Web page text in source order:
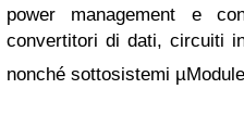
power management e
convertitori di dati, circuiti
nonché sottosistemi µModule